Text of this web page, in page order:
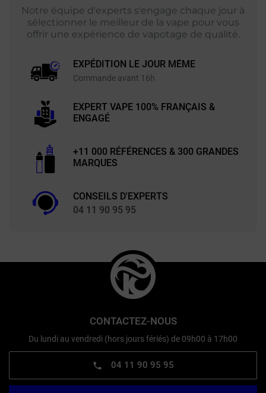
Notre équipe d'experts s'engage chaque jour à
sélectionner le meilleur de la vape pour vous
offrir une expérience de vapotage de qualité.
EXPÉDITION LE JOUR MÊME
Commande avant 16h
EXPERT VAPE 100% FRANÇAIS &
ENGAGÉ
+11 000 RÉFÉRENCES & 300 GRANDES
MARQUES
CONSEILS D'EXPERTS
04 11 90 95 95
CONTACTEZ-NOUS
Du lundi au vendredi (hors jours fériés) de 09h00 à 17h00
04 11 90 95 95